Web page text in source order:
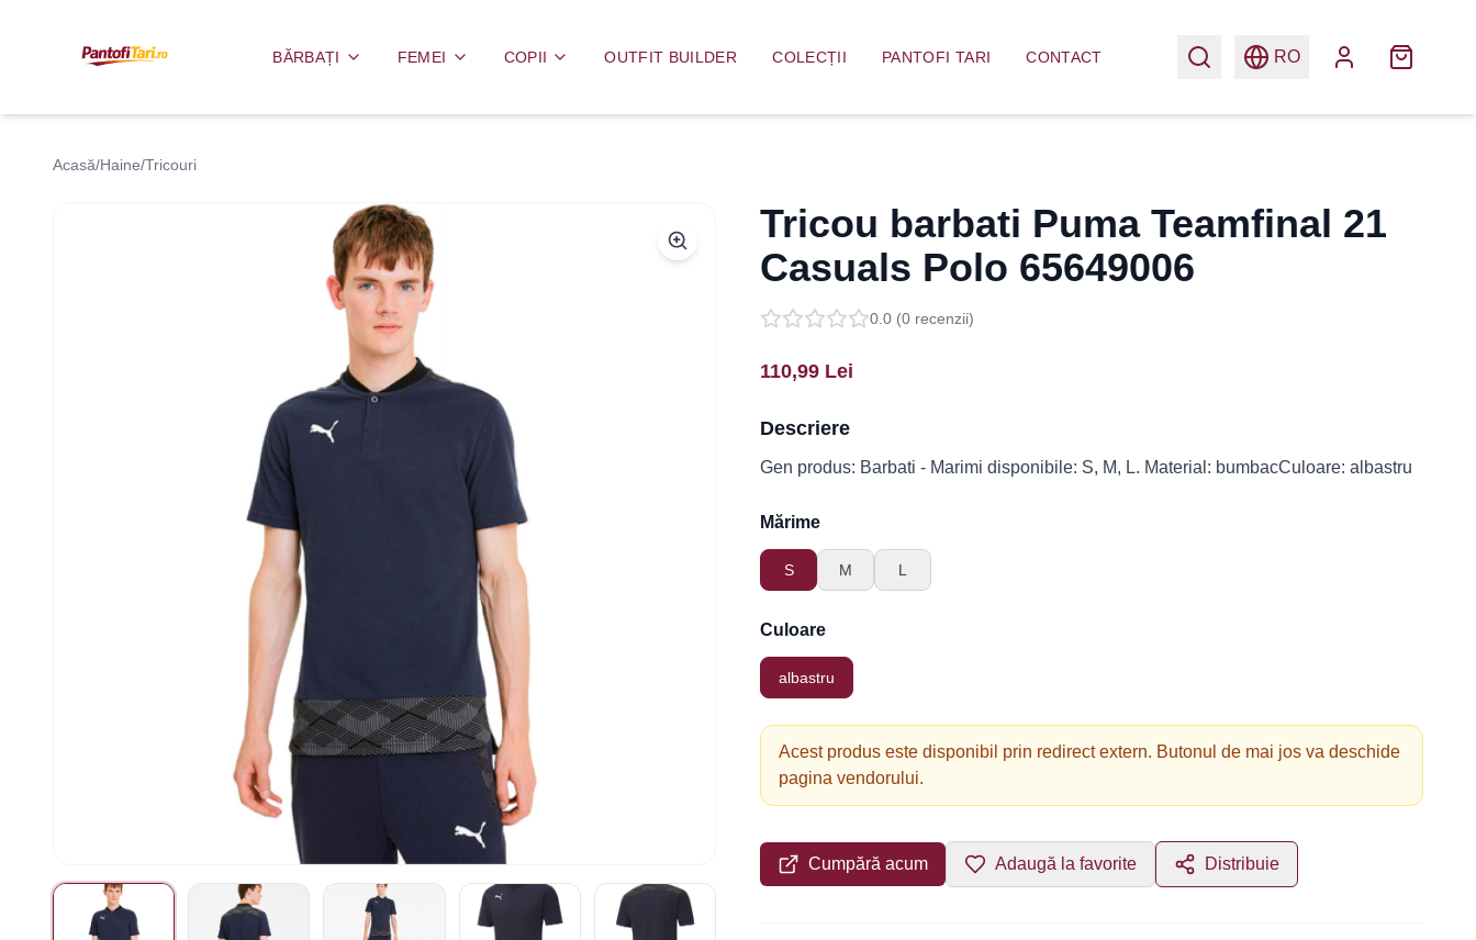
BĂRBAȚI FEMEI COPII OUTFIT BUILDER COLECȚII PANTOFI TARI CONTACT RO
Acasă/Haine/Tricouri
Tricou barbati Puma Teamfinal 21
Casuals Polo 65649006
0.0 (0 recenzii)
110,99 Lei
Descriere
Gen produs: Barbati - Marimi disponibile: S, M, L. Material: bumbacCuloare: albastru
Mărime
S M L
Culoare
albastru
Acest produs este disponibil prin redirect extern. Butonul de mai jos va deschide
pagina vendorului.
Cumpără acum Adaugă la favorite Distribuie